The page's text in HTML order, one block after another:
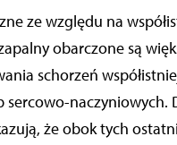
ze względu na
obarczone są
schorzeń
sercowo-naczyniowych.
że obok tych